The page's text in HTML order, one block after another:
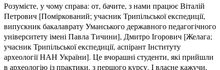
Розумієте, у чому справа: от, бачите, з нами працює Віталій
Петрович [Поміркований; учасник Трипільської експедиції,
випускник бакалаврату Уманського державного педагогічного
університету імені Павла Тичини], Дмитро Ігорович [Желага;
учасник Трипільської експедиції, аспірант Інституту
археології НАН України]. Це вчорашні студенти, які прийшли
в археологію із практики, з першого курсу. І власне кажучи,